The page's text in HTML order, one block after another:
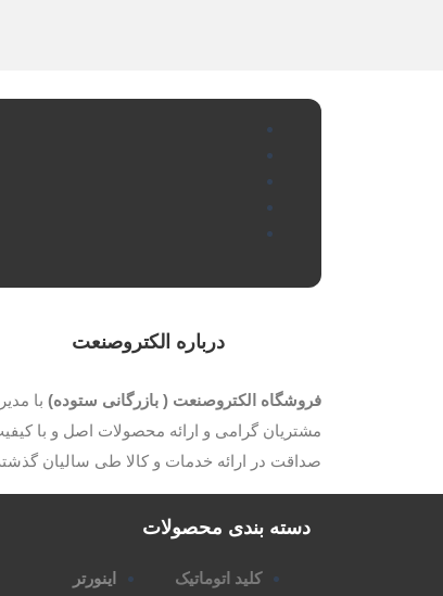
درباره الکتروصنعت
فروشگاه الکتروصنعت ( بازرگانی ستوده)
مشتریان گرامی و ارائه محصولات اصل و با
صداقت در ارائه خدمات و کالا طی سالیان
دسته بندی محصولات
کلید اتوماتیک اینورتر